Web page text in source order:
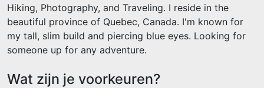
Hiking, Photography, and Traveling. I reside in the
beautiful province of Quebec, Canada. I'm known for
my tall, slim build and piercing blue eyes. Looking for
someone up for any adventure.
Wat zijn je voorkeuren?